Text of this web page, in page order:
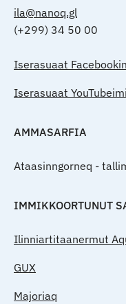
ila@nanoq.gl
(+299) 34 50 00
Iserasuaat
Iserasuaat
AMMASARFIA
Ataasinngorneq -
IMMIKKOORTUNUT
Ilinniartitaanermut
GUX
Majoriaq